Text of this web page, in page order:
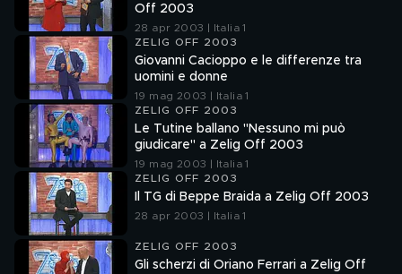
Off 2003
28 apr 2003 | Italia 1
ZELIG OFF 2003
Giovanni Cacioppo e le differenze tra
uomini e donne
19 mag 2003 | Italia 1
ZELIG OFF 2003
Le Tutine ballano "Nessuno mi può
giudicare" a Zelig Off 2003
19 mag 2003 | Italia 1
ZELIG OFF 2003
Il TG di Beppe Braida a Zelig Off 2003
28 apr 2003 | Italia 1
ZELIG OFF 2003
Gli scherzi di Oriano Ferrari a Zelig Off